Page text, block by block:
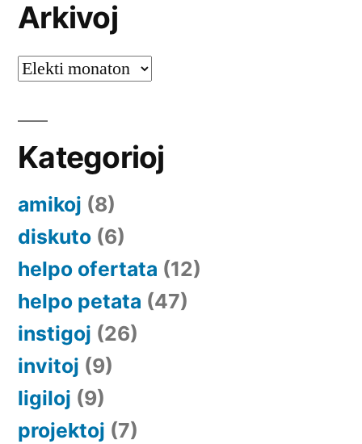
Arkivoj
Arkivoj
Kategorioj
amikoj (8)
diskuto (6)
helpo ofertata (12)
helpo petata (47)
instigoj (26)
invitoj (9)
ligiloj (9)
projektoj (7)